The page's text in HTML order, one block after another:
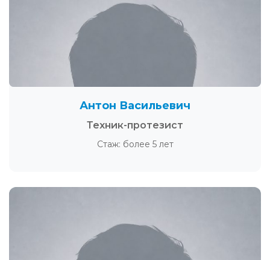
Антон Васильевич
Техник-протезист
Стаж: более 5 лет